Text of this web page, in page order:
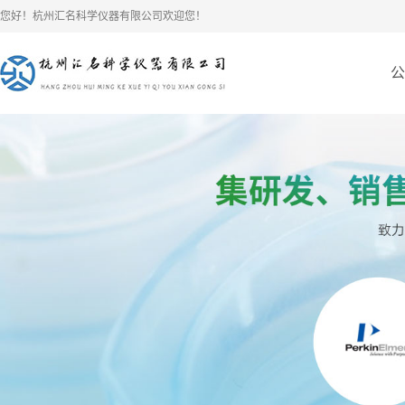
您好！杭州汇名科学仪器有限公司欢迎您！